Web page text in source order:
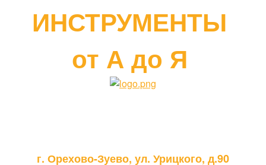
ИНСТРУМЕНТЫ
от А до Я
г. Орехово-Зуево, ул. Урицкого, д.90